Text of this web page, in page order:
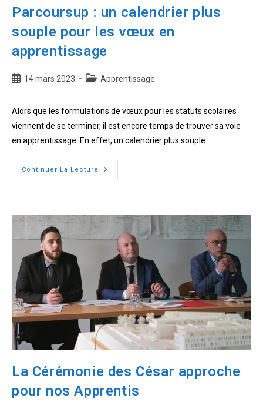
Parcoursup : un calendrier plus
souple pour les vœux en
apprentissage
Publication
14 mars 2023
PostApprentissage
Alors que les formulations de vœux pour les statuts scolaires
viennent de se terminer, il est encore temps de trouver sa voie
en apprentissage. En effet, un calendrier plus souple…
Continuer La Lecture
:
plus
souple
pour
les
vœux
en
apprentissage
La Cérémonie des César approche
pour nos Apprentis